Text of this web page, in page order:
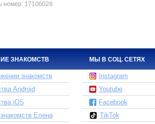
номер: 17106028
ЗНАКОМСТВ МЫ В СОЦ. СЕТЯХ
знакомств
Android
iOS
Елена
Instagram
Youtube
Facebook
TikTok